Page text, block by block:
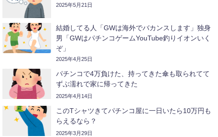
2025年5月21日
結婚してる人「GWは海外でバカンスします」独身
男「GWはパチンコゲームYouTube釣りイオンいく
ぞ」
2025年4月25日
パチンコで4万負けた、持ってきた傘も取られてて
ずぶ濡れで家に帰ってきた
2025年4月14日
このTシャツきてパチンコ屋に一日いたら10万円も
らえるなら？
2025年3月29日